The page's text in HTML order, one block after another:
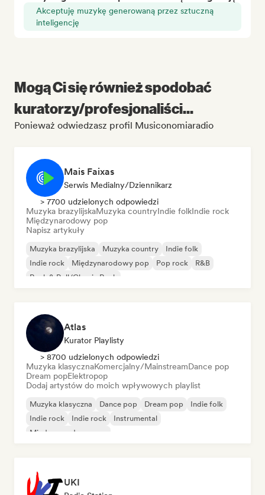
Akceptuję muzykę generowaną przez sztuczną
inteligencję
Mogą Ci się również spodobać
kuratorzy/profesjonaliści...
Ponieważ odwiedzasz profil Musiconomiaradio
Mais Faixas
Serwis Medialny/Dziennikarz
> 7700 udzielonych odpowiedzi
Muzyka brazylijskaMuzyka countryIndie folkIndie rock
Międzynarodowy pop
Napisz artykuły
Muzyka brazylijska Muzyka country
Indie folk
Indie rock
Międzynarodowy pop Pop rock
R&B
Rock & Roll/Classic Rock
Atlas
Kurator Playlisty
> 8700 udzielonych odpowiedzi
Muzyka klasycznaKomercjalny/MainstreamDance pop
Dream popElektropop
Dodaj artystów do moich wpływowych playlist
Muzyka klasyczna Dance pop Dream pop
Indie folk
Indie rock
Indie rock
Instrumental
Międzynarodowy pop
UKI